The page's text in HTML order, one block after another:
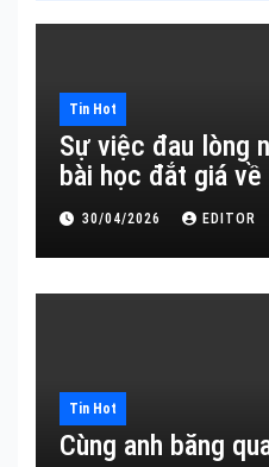
Tin Hot
Sự việc đau lòng
bài học đắt giá
30/04/2026 EDITOR
Tin Hot
Cùng anh băng